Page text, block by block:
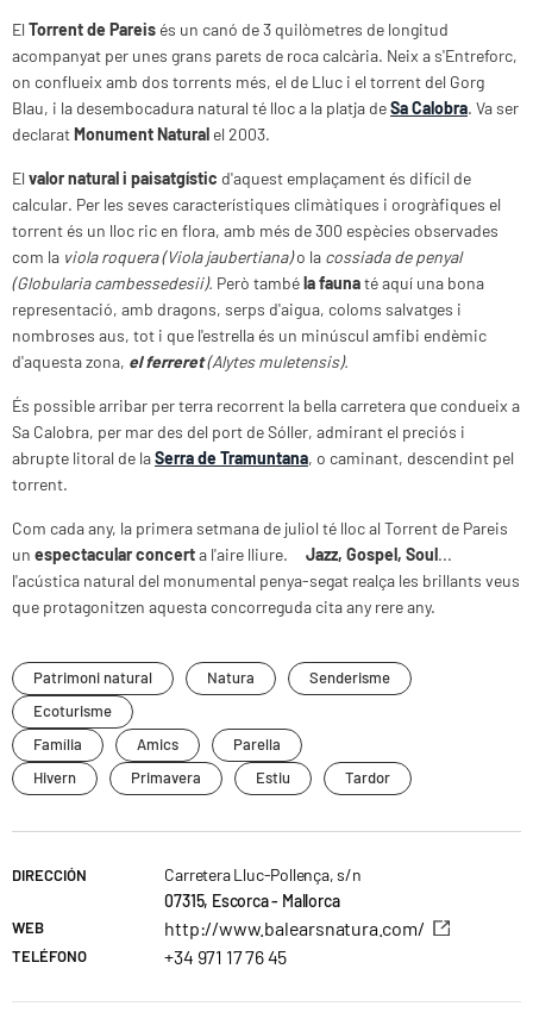
El Torrent de Pareis és un canó de 3 quilòmetres de longitud
acompanyat per unes grans parets de roca calcària. Neix a s'Entreforc,
on conflueix amb dos torrents més, el de Lluc i el torrent del Gorg
Blau, i la desembocadura natural té lloc a la platja deSa Calobra. Va ser
declaratMonument Natural el 2003.
El valor natural i paisatgístic d'aquest emplaçament és difícil de
calcular. Per les seves característiques climàtiques i orogràfiques el
torrent és un lloc ric en flora, amb més de 300 espècies observades
com la viola roquera (Viola jaubertiana)o la cossiada de penyal
(Globularia cambessedesii). Però tambéla faunaté aquí una bona
representació, amb dragons, serps d'aigua, coloms salvatges i
nombroses aus, tot i que l'estrella és un minúscul amfibi endèmic
d'aquesta zona, el ferreret(Alytes muletensis).
És possible arribar per terra recorrent la bella carretera que condueix a
Sa Calobra, per mar des del port de Sóller, admirant el preciós i
abrupte litoral de laSerra de Tramuntana, o caminant, descendint pel
torrent.
Com cada any, la primera setmana de juliol té lloc al Torrent de Pareis
un espectacular concerta l'aire lliure. Jazz, Gospel, Soul...
l'acústica natural del monumental penya-segat realça les brillants veus
que protagonitzen aquesta concorreguda cita any rere any.
Patrimoni natural Natura
Senderisme
Ecoturisme
Família
Amics
Parella
Hivern
Primavera Estiu Tardor
DIRECCIÓN
Carretera Lluc-Pollença, s/n
07315, Escorca - Mallorca
WEB http://www.balearsnatura.com/
TELÉFONO +34 971 17 76 45